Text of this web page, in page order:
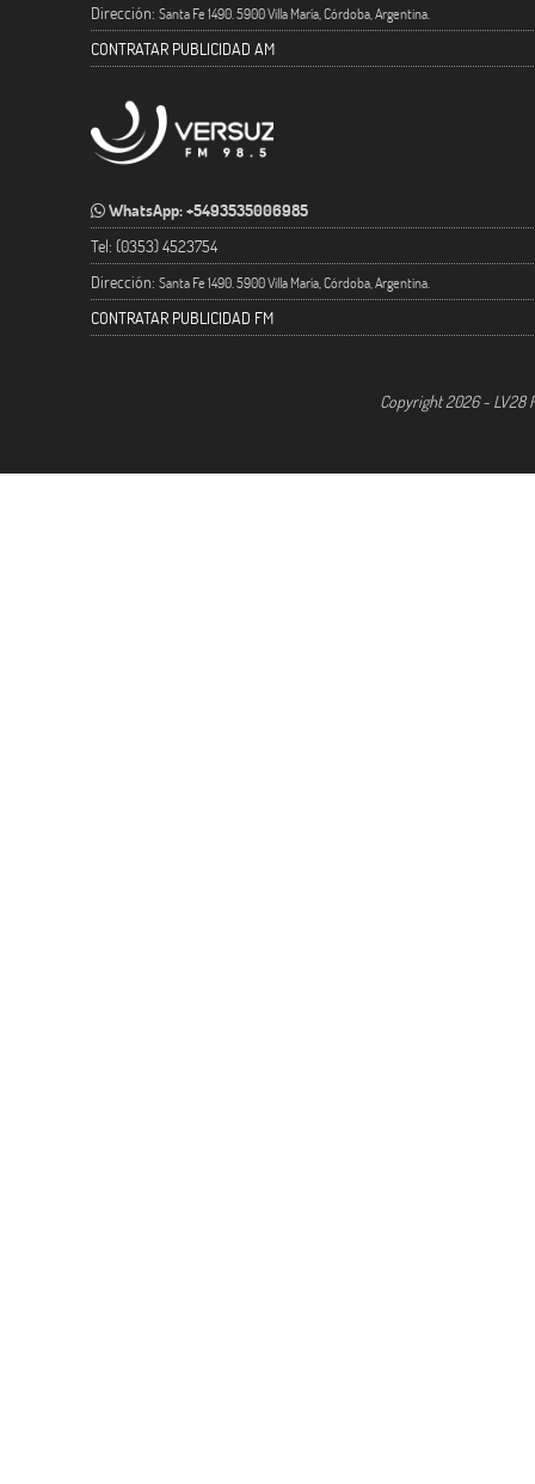
Dirección: Santa Fe 1490. 5900 Villa María, Córdoba, Argentina.
CONTRATAR PUBLICIDAD AM
WhatsApp: +5493535006985
Tel: (0353) 4523754
Dirección: Santa Fe 1490. 5900 Villa María, Córdoba, Argentina.
CONTRATAR PUBLICIDAD FM
Copyright 2026 - LV28